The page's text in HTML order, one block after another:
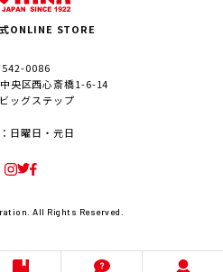
ONLINE STORE
542-0086
央区西心斎橋1-6-14
ッグステップ
日曜日・元日
All Rights Reserved.